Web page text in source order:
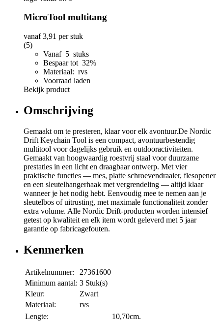
MicroTool multitang
vanaf3,91 per stuk
(5)
Vanaf 5 stuks
Bespaar tot 32%
Materiaal: rvs
Voorraad laden
Bekijk product
Omschrijving
Gemaakt om te presteren, klaar voor elk avontuur.De Nordic
Drift Keychain Tool is een compact, avontuurbestendig
multitool voor dagelijks gebruik en outdooractiviteiten.
Gemaakt van hoogwaardig roestvrij staal voor duurzame
prestaties in een licht en draagbaar ontwerp. Met vier
praktische functies — mes, platte schroevendraaier, flesopener
en een sleutelhangerhaak met vergrendeling — altijd klaar
wanneer je het nodig hebt. Eenvoudig mee te nemen aan je
sleutelbos of uitrusting, met maximale functionaliteit zonder
extra volume. Alle Nordic Drift-producten worden intensief
getest op kwaliteit en elk item wordt geleverd met 5 jaar
garantie op fabricagefouten.
Kenmerken
Artikelnummer:
27361600
Minimum aantal: 3 Stuk(s)
Kleur:
Zwart
Materiaal:
rvs
Lengte:
10,70cm.